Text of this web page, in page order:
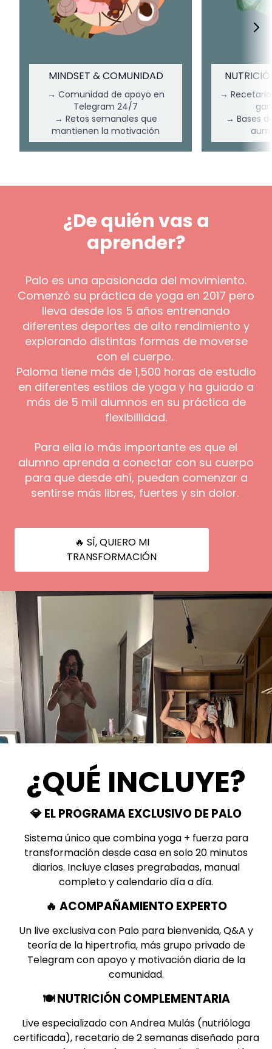
MINDSET & COMUNIDAD
→ Comunidad de apoyo en
Telegram 24/7
→ Retos semanales que
mantienen la motivación
→
→ Bases
¿De quién vas a
aprender?
Palo es una apasionada del movimiento.
Comenzó su práctica de yoga en 2017 pero
lleva desde los 5 años entrenando
diferentes deportes de alto rendimiento y
explorando distintas formas de moverse
con el cuerpo.
Paloma tiene más de 1,500 horas de estudio
en diferentes estilos de yoga y ha guiado a
más de 5 mil alumnos en su práctica de
flexibillidad.
Para ella lo más importante es que el
alumno aprenda a conectar con su cuerpo
para que desde ahí, puedan comenzar a
sentirse más libres, fuertes y sin dolor.
🔥 SÍ, QUIERO MI
TRANSFORMACIÓN
¿QUÉ INCLUYE?
💎 EL PROGRAMA EXCLUSIVO DE PALO
Sistema único que combina yoga + fuerza para
transformación desde casa en solo 20 minutos
diarios. Incluye clases pregrabadas, manual
completo y calendario día a día.
🔥 ACOMPAÑAMIENTO EXPERTO
Un live exclusiva con Palo para bienvenida, Q&A y
teoría de la hipertrofia, más grupo privado de
Telegram con apoyo y motivación diaria de la
comunidad.
🍽️ NUTRICIÓN COMPLEMENTARIA
Live especializado con Andrea Mulás (nutrióloga
certificada), recetario de 2 semanas diseñado para